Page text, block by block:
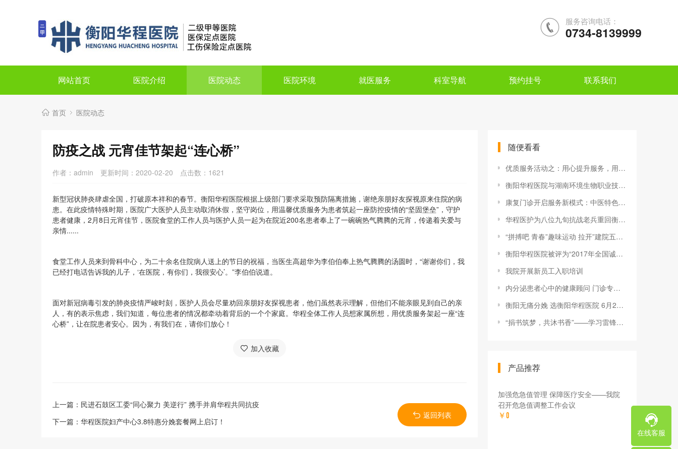
服务咨询电话：
0734-8139999
网站首页 医院介绍 医院动态 医院环境 就医服务 科室导航 预约挂号 联系我们
首页 医院动态
防疫之战 元宵佳节架起“连心桥”
作者：admin 更新时间：2020-02-20 点击数： 1621
新型冠状肺炎肆虐全国，打破原本祥和的春节。衡阳华程医院根据上级部门要求采取预防隔离措施，谢绝亲朋好友探视原来住院的病
患。在此疫情特殊时期，医院广大医护人员主动取消休假，坚守岗位，用温馨优质服务为患者筑起一座防控疫情的“坚固堡垒”，守护
患者健康，2月8日元宵佳节，医院食堂的工作人员与医护人员一起为在院近200名患者奉上了一碗碗热气腾腾的元宵，传递着关爱与
亲情......
食堂工作人员来到骨科中心，为二十余名住院病人送上的节日的祝福，当医生高超华为李伯伯奉上热气腾腾的汤圆时，“谢谢你们，我
已经打电话告诉我的儿子，‘在医院，有你们，我很安心’。”李伯伯说道。
面对新冠病毒引发的肺炎疫情严峻时刻，医护人员会尽量劝回亲朋好友探视患者，他们虽然表示理解，但他们不能亲眼见到自己的亲
人，有的表示焦虑，我们知道，每位患者的情况都牵动着背后的一个个家庭。华程全体工作人员想家属所想，用优质服务架起一座“连
心桥”，让在院患者安心。因为，有我们在，请你们放心！
加入收藏
上一篇： 民进石鼓区工委“同心聚力 美逆行” 携手并肩华程共同抗疫
下一篇： 华程医院妇产中心3.8特惠分娩套餐网上启订！
返回列表
随便看看
优质服务活动之：用心提升服务，用爱助力康复——康复中心
衡阳华程医院与湖南环境生物职业技术学院 举行校企战略合作协议
康复门诊开启服务新模式：中医特色治疗精准调理
华程医护为八位九旬抗战老兵重回衡阳祭战友保驾护航
“拼搏吧 青春”趣味运动 拉开”建院五周年“庆典活动序幕
衡阳华程医院被评为“2017年全国诚信民营医院”
我院开展新员工入职培训
内分泌患者心中的健康顾问 门诊专家：郭富桃
衡阳无痛分娩 选衡阳华程医院 6月2日龙韩秀专家开讲"做个快乐妈
“捐书筑梦，共沐书香”——学习雷锋爱心捐赠活动
产品推荐
加强危急值管理 保障医疗安全——我院
召开危急值调整工作会议
￥0
在线客服